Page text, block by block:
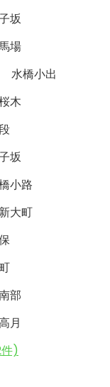
坂
場
水橋小出
木
坂
小路
大町
部
月
)